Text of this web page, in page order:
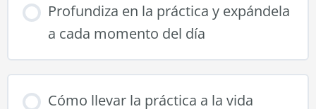
Profundiza en la práctica y expándela
a cada momento del día
Cómo llevar la práctica a la vida